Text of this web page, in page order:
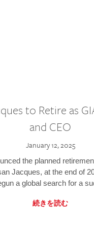
to Retire as
and CEO
January 12, 2025
the planned
Jacques, at the end of
a global search for a
続きを読む